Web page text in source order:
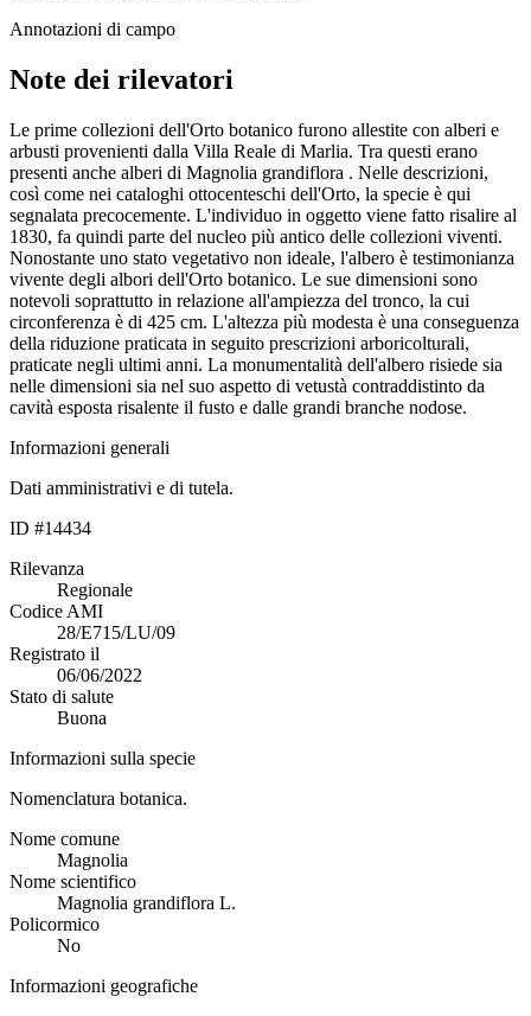
Annotazioni di campo
Note dei rilevatori
Le prime collezioni dell'Orto botanico furono allestite con alberi e
arbusti provenienti dalla Villa Reale di Marlia. Tra questi erano
presenti anche alberi di Magnolia grandiflora . Nelle descrizioni,
così come nei cataloghi ottocenteschi dell'Orto, la specie è qui
segnalata precocemente. L'individuo in oggetto viene fatto risalire al
1830, fa quindi parte del nucleo più antico delle collezioni viventi.
Nonostante uno stato vegetativo non ideale, l'albero è testimonianza
vivente degli albori dell'Orto botanico. Le sue dimensioni sono
notevoli soprattutto in relazione all'ampiezza del tronco, la cui
circonferenza è di 425 cm. L'altezza più modesta è una conseguenza
della riduzione praticata in seguito prescrizioni arboricolturali,
praticate negli ultimi anni. La monumentalità dell'albero risiede sia
nelle dimensioni sia nel suo aspetto di vetustà contraddistinto da
cavità esposta risalente il fusto e dalle grandi branche nodose.
Informazioni generali
Dati amministrativi e di tutela.
ID #14434
Rilevanza
Regionale
Codice AMI
28/E715/LU/09
Registrato il
06/06/2022
Stato di salute
Buona
Informazioni sulla specie
Nomenclatura botanica.
Nome comune
Magnolia
Nome scientifico
Magnolia grandiflora L.
Policormico
No
Informazioni geografiche